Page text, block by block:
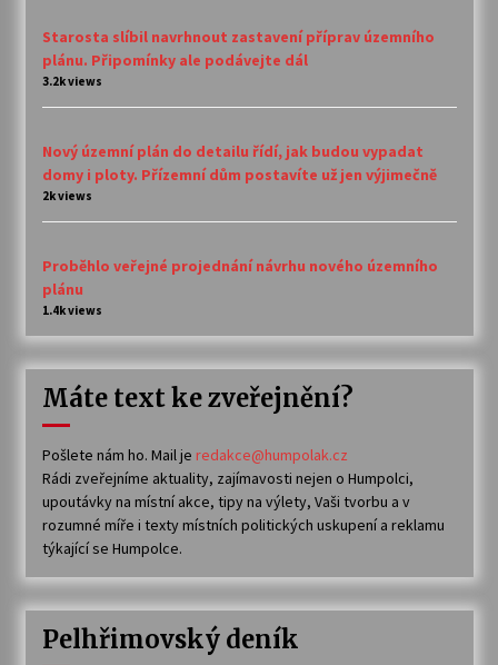
Starosta slíbil navrhnout zastavení příprav územního
plánu. Připomínky ale podávejte dál
3.2k views
Nový územní plán do detailu řídí, jak budou vypadat
domy i ploty. Přízemní dům postavíte už jen výjimečně
2k views
Proběhlo veřejné projednání návrhu nového územního
plánu
1.4k views
Máte text ke zveřejnění?
Pošlete nám ho. Mail je redakce@humpolak.cz
Rádi zveřejníme aktuality, zajímavosti nejen o Humpolci,
upoutávky na místní akce, tipy na výlety, Vaši tvorbu a v
rozumné míře i texty místních politických uskupení a reklamu
týkající se Humpolce.
Pelhřimovský deník